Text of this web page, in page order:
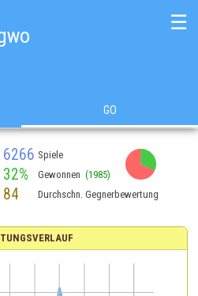
☰
GO
6266 Spiele
32% Gewonnen (1985)
84 Durchschn. Gegnerbewertung